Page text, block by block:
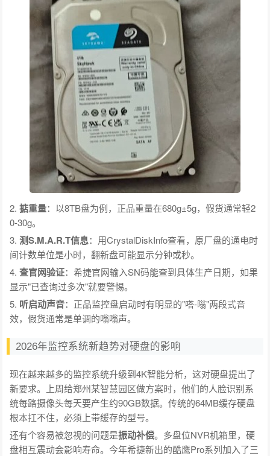
2.掂重量：以8TB盘为例，正品重量在680g±5g，假货通常轻2
0-30g。
3.测S.M.A.R.T信息：用CrystalDiskInfo查看，原厂盘的通电时
间计数单位是小时，翻新盘可能显示分钟或秒。
4.查官网验证：希捷官网输入SN码能查到具体生产日期，如果
显示"已查询过多次"就要警惕。
5. 听启动声音：正品监控盘启动时有明显的"嗒-嗡"两段式音
效，假货通常是单调的嗡嗡声。
2026年监控系统新趋势对硬盘的影响
现在越来越多的监控系统升级到4K智能分析，这对硬盘提出了
新要求。上周给郑州某智慧园区做方案时，他们的人脸识别系
统每路摄像头每天要产生约90GB数据。传统的64MB缓存硬盘
根本扛不住，必须上带缓存的型号。
还有个容易被忽视的问题是振动补偿。多盘位NVR机箱里，硬
盘相互震动会影响寿命。今年希捷新出的酷鹰Pro系列加入了三